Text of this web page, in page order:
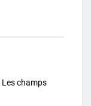
Les champs